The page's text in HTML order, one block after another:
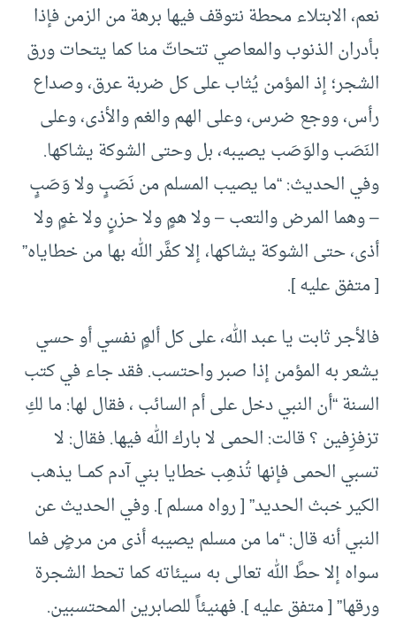
نعم، الابتلاء محطة نتوقف فيها برهة من الزمن فإذا
بأدران الذنوب والمعاصي تتحاتّ منا كما يتحات ورق
الشجر؛ إذ المؤمن يُثاب على كل ضربة عرق، وصداع
رأس، ووجع ضرس، وعلى الهم والغم والأذى، وعلى
النَصَب والوَصَب يصيبه، بل وحتى الشوكة يشاكها.
وفي الحديث: “ما يصيب المسلم من نَصَبٍ ولا وَصَبٍ
– وهما المرض والتعب – ولا همٍ ولا حزنٍ ولا غمٍ ولا
أذى، حتى الشوكة يشاكها، إلا كفَّر الله بها من خطاياه”
[ متفق عليه ].
فالأجر ثابت يا عبد الله، على كل ألمٍ نفسي أو حسي
يشعر به المؤمن إذا صبر واحتسب. فقد جاء في كتب
السنة “أن النبي دخل على أم السائب ، فقال لها: ما لكِ
تزفزِفين ؟ قالت: الحمى لا بارك الله فيها. فقال: لا
تسبي الحمى فإنها تُذهِب خطايا بني آدم كمـــا يذهب
الكير خبث الحديد” [ رواه مسلم ]. وفي الحديث عن
النبي أنه قال: “ما من مسلم يصيبه أذى من مرضٍ فما
سواه إلا حطَّ الله تعالى به سيئاته كما تحط الشجرة
ورقها” [ متفق عليه ]. فهنيئاً للصابرين المحتسبين.